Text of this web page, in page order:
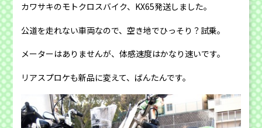
カワサキのモトクロスバイク、KX65発送しました。
公道を走れない車両なので、空き地でひっそり？試乗。
メーターはありませんが、体感速度はかなり速いです。
リアスプロケも新品に変えて、ばんたんです。